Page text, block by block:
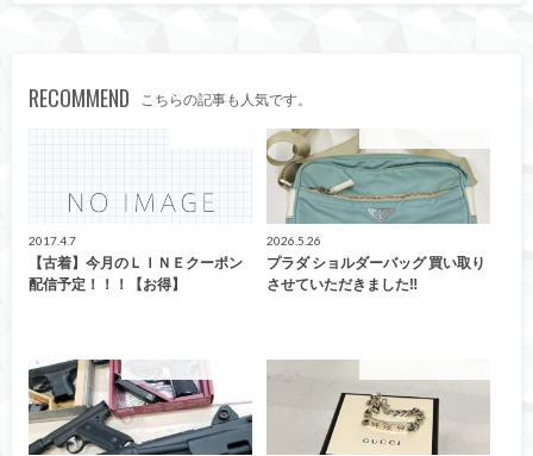
RECOMMEND こちらの記事も人気です。
2017.4.7
【古着】今月のＬＩＮＥクーポン
配信予定！！！【お得】
2026.5.26
プラダ ショルダーバッグ 買い取り
させていただきました‼︎
こんなの買取ました！